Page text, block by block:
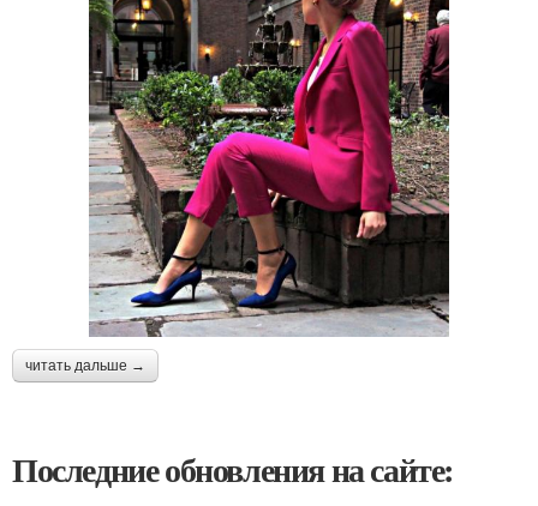
читать дальше →
Последние обновления на сайте: